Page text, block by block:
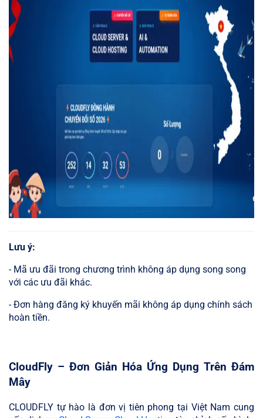
Lưu ý:
- Mã ưu đãi trong chương trình không áp dụng song song
với các ưu đãi khác.
- Đơn hàng đăng ký khuyến mãi không áp dụng chính sách
hoàn tiền.
CloudFly – Đơn Giản Hóa Ứng Dụng Trên Đám
Mây
CLOUDFLY tự hào là đơn vị tiên phong tại Việt Nam cung